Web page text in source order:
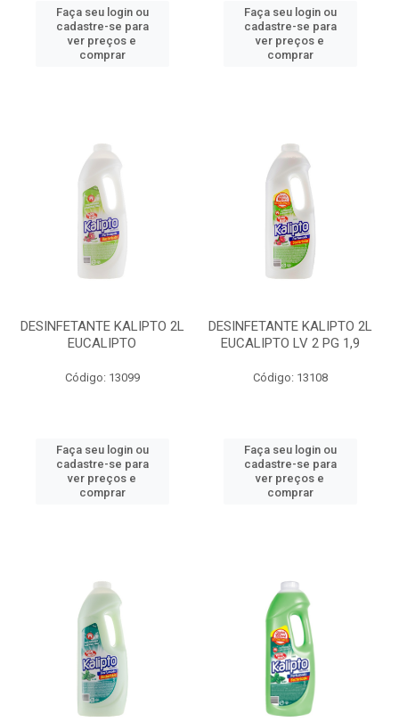
Faça seu login ou
cadastre-se para
ver preços e
comprar
Faça seu login ou
cadastre-se para
ver preços e
comprar
DESINFETANTE KALIPTO 2L
EUCALIPTO
Código: 13099
Faça seu login ou
cadastre-se para
ver preços e
comprar
DESINFETANTE KALIPTO 2L
EUCALIPTO LV 2 PG 1,9
Código: 13108
Faça seu login ou
cadastre-se para
ver preços e
comprar